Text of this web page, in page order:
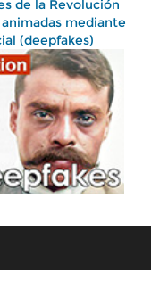
de la Revolución
mediante
(deepfakes)